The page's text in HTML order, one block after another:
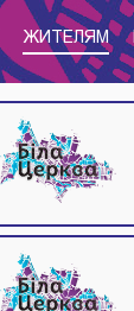
ЖИТЕЛЯМ